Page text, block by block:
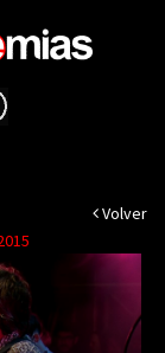
Volver